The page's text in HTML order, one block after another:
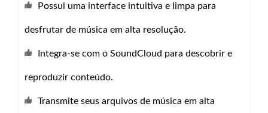
Possui uma interface intuitiva e limpa para
desfrutar de música em alta resolução.
Integra-se com o SoundCloud para descobrir e
reproduzir conteúdo.
Transmite seus arquivos de música em alta